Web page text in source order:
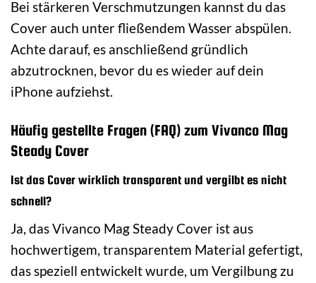
Bei stärkeren Verschmutzungen kannst du das
Cover auch unter fließendem Wasser abspülen.
Achte darauf, es anschließend gründlich
abzutrocknen, bevor du es wieder auf dein
iPhone aufziehst.
Häufig gestellte Fragen (FAQ) zum Vivanco Mag
Steady Cover
Ist das Cover wirklich transparent und vergilbt es nicht
schnell?
Ja, das Vivanco Mag Steady Cover ist aus
hochwertigem, transparentem Material gefertigt,
das speziell entwickelt wurde, um Vergilbung zu